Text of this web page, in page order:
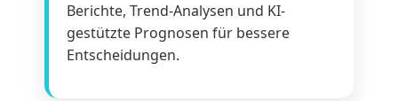
Berichte, Trend-Analysen und KI-
gestützte Prognosen für bessere
Entscheidungen.